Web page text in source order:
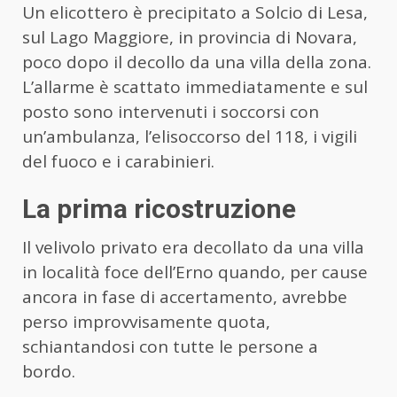
Un elicottero è precipitato a Solcio di Lesa,
sul Lago Maggiore, in provincia di Novara,
poco dopo il decollo da una villa della zona.
L’allarme è scattato immediatamente e sul
posto sono intervenuti i soccorsi con
un’ambulanza, l’elisoccorso del 118, i vigili
del fuoco e i carabinieri.
La prima ricostruzione
Il velivolo privato era decollato da una villa
in località foce dell’Erno quando, per cause
ancora in fase di accertamento, avrebbe
perso improvvisamente quota,
schiantandosi con tutte le persone a
bordo.